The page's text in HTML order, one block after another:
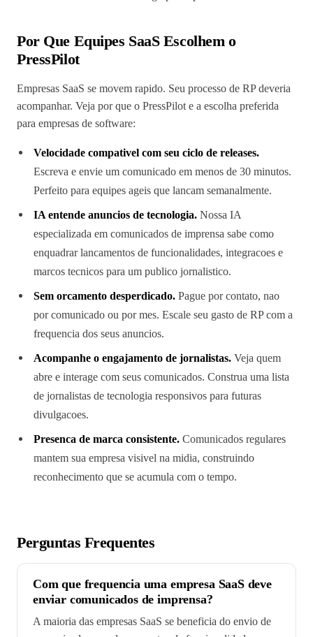
Por Que Equipes SaaS Escolhem o
PressPilot
Empresas SaaS se movem rapido. Seu processo de RP deveria
acompanhar. Veja por que o PressPilot e a escolha preferida
para empresas de software:
Velocidade compativel com seu ciclo de releases.
Escreva e envie um comunicado em menos de 30 minutos.
Perfeito para equipes ageis que lancam semanalmente.
IA entende anuncios de tecnologia. Nossa IA
especializada em comunicados de imprensa sabe como
enquadrar lancamentos de funcionalidades, integracoes e
marcos tecnicos para um publico jornalistico.
Sem orcamento desperdicado. Pague por contato, nao
por comunicado ou por mes. Escale seu gasto de RP com a
frequencia dos seus anuncios.
Acompanhe o engajamento de jornalistas. Veja quem
abre e interage com seus comunicados. Construa uma lista
de jornalistas de tecnologia responsivos para futuras
divulgacoes.
Presenca de marca consistente. Comunicados regulares
mantem sua empresa visivel na midia, construindo
reconhecimento que se acumula com o tempo.
Perguntas Frequentes
Com que frequencia uma empresa SaaS deve
enviar comunicados de imprensa?
A maioria das empresas SaaS se beneficia do envio de